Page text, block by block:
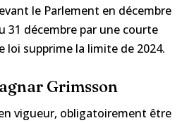
le Parlement en décembre
31 décembre par une courte
loi supprime la limite de 2024.
Grimsson
vigueur, obligatoirement être